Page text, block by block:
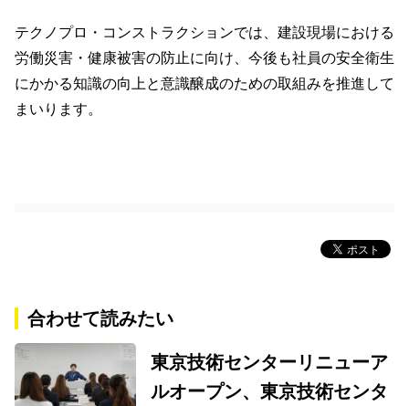
テクノプロ・コンストラクションでは、建設現場における
労働災害・健康被害の防止に向け、今後も社員の安全衛生
にかかる知識の向上と意識醸成のための取組みを推進して
まいります。
合わせて読みたい
東京技術センターリニューア
ルオープン、東京技術センタ